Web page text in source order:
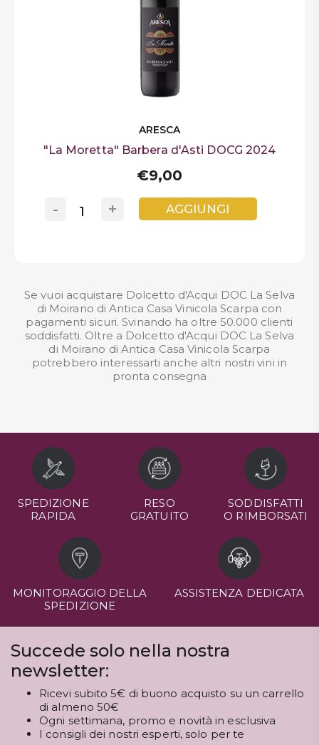
ARESCA
"La Moretta" Barbera d'Asti DOCG 2024
€9,00
+
- AGGIUNGI
Se vuoi acquistare Dolcetto d'Acqui DOC La Selva
di Moirano di Antica Casa Vinicola Scarpa con
pagamenti sicuri. Svinando ha oltre 50.000 clienti
soddisfatti. Oltre a Dolcetto d'Acqui DOC La Selva
di Moirano di Antica Casa Vinicola Scarpa
potrebbero interessarti anche altri nostrivini in
pronta consegna
SPEDIZIONE
RAPIDA
RESO
GRATUITO
SODDISFATTI
O RIMBORSATI
MONITORAGGIO DELLA
SPEDIZIONE
ASSISTENZA DEDICATA
Succede solo nella nostra
newsletter:
Ricevi subito 5€ di buono acquisto su un carrello
di almeno 50€
Ogni settimana, promo e novità in esclusiva
I consigli dei nostri esperti, solo per te